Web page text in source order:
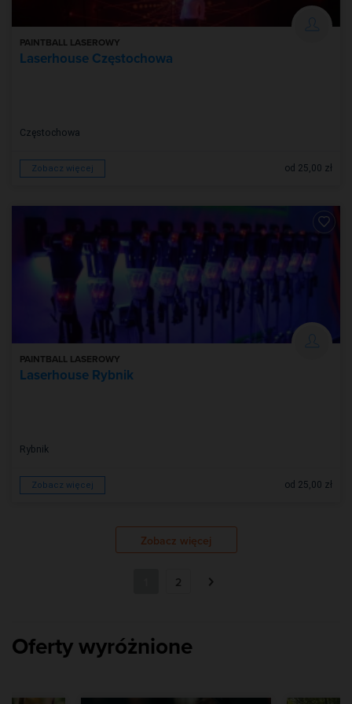
PAINTBALL LASEROWY
Laserhouse Częstochowa
Częstochowa
Zobacz więcej od 25,00 zł
PAINTBALL LASEROWY
Laserhouse Rybnik
Rybnik
Zobacz więcej od 25,00 zł
Zobacz więcej
2
Oferty wyróżnione